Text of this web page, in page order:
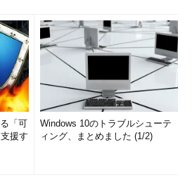
「可
援す
Windows 10のトラブルシューテ
ィング、まとめました (1/2)